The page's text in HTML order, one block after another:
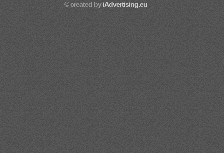
© created byiAdvertising.eu